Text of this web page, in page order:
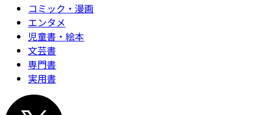
コミック・漫画
エンタメ
児童書・絵本
文芸書
専門書
実用書